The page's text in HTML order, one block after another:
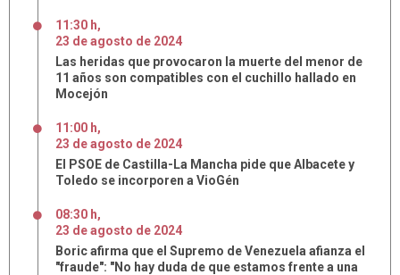
11:30 h,
23 deagosto de 2024
Las heridas que provocaron la muerte del menor de
11 años son compatibles con el cuchillo hallado en
Mocejón
11:00 h,
23 deagosto de 2024
El PSOE de Castilla-La Mancha pide que Albacete y
Toledo se incorporen a VioGén
08:30 h,
23 deagosto de 2024
Boric afirma que el Supremo de Venezuela afianza el
"fraude": "No hay duda de que estamos frente a una